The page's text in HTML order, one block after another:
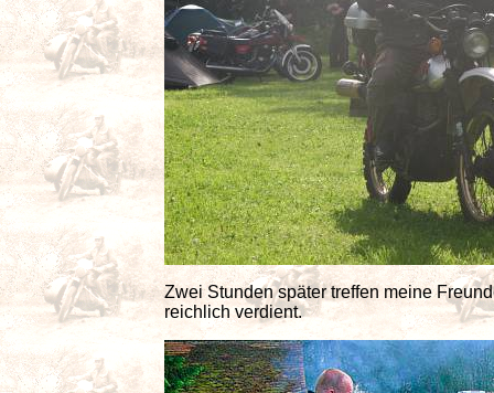
Zwei Stunden später treffen meine
reichlich verdient.